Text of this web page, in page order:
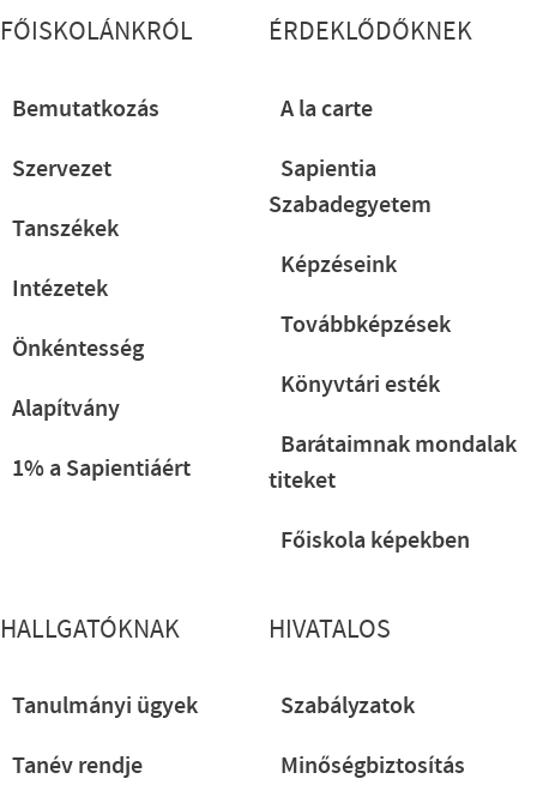
FŐISKOLÁNKRÓL
Bemutatkozás
Szervezet
Tanszékek
Intézetek
Önkéntesség
Alapítvány
1% a Sapientiáért
ÉRDEKLŐDŐKNEK
A la carte
Sapientia
Szabadegyetem
Képzéseink
Továbbképzések
Könyvtári esték
Barátaimnak mondalak
titeket
Főiskola képekben
HALLGATÓKNAK
Tanulmányi ügyek
Tanév rendje
HIVATALOS
Szabályzatok
Minőségbiztosítás